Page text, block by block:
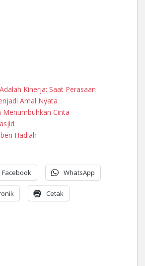
Kinerja: Saat Perasaan
Amal Nyata
Menumbuhkan Cinta
Hadiah
Facebook WhatsApp
Cetak